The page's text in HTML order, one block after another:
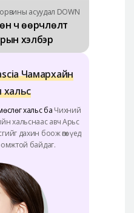
асуудал DOWN
ч өөрчлөлт
хэлбэр
Чамархайн
хальс
хальс ба Чихний
хальснаас авч Арьс
дахин боож өгөх үед
байдаг.